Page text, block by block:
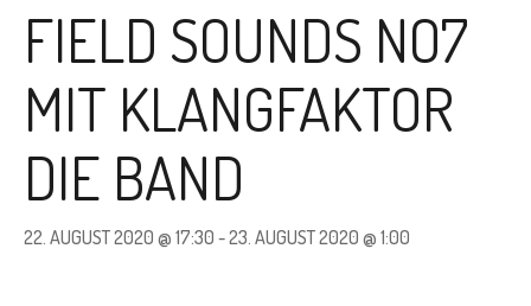
FIELD SOUNDS NO7
MIT KLANGFAKTOR
DIE BAND
22. AUGUST 2020 @ 17:30 -23. AUGUST 2020 @ 1:00